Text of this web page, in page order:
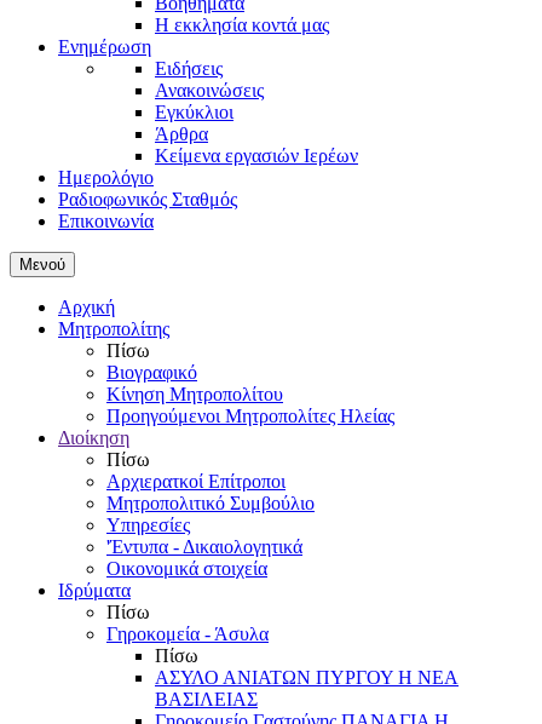
Η εκκλησία κοντά μας
Ενημέρωση
Ειδήσεις
Ανακοινώσεις
Εγκύκλιοι
Άρθρα
Κείμενα εργασιών Ιερέων
Ημερολόγιο
Ραδιοφωνικός Σταθμός
Επικοινωνία
Μενού
Αρχική
Μητροπολίτης
Πίσω
Βιογραφικό
Κίνηση Μητροπολίτου
Προηγούμενοι Μητροπολίτες Ηλείας
Διοίκηση
Πίσω
Αρχιερατκοί Επίτροποι
Μητροπολιτικό Συμβούλιο
Υπηρεσίες
'Έντυπα - Δικαιολογητικά
Οικονομικά στοιχεία
Ιδρύματα
Πίσω
Γηροκομεία - Άσυλα
Πίσω
ΑΣΥΛΟ ΑΝΙΑΤΩΝ ΠΥΡΓΟΥ Η ΝΕΑ
ΒΑΣΙΛΕΙΑΣ